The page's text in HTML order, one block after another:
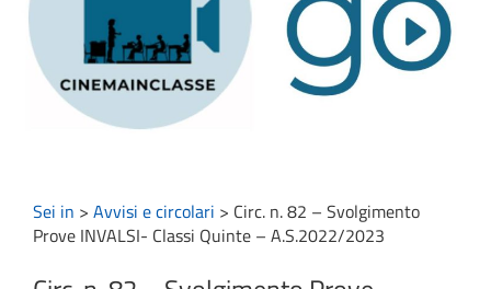
Sei in > Avvisi e circolari > Circ. n. 82 – Svolgimento
Prove INVALSI- Classi Quinte – A.S.2022/2023